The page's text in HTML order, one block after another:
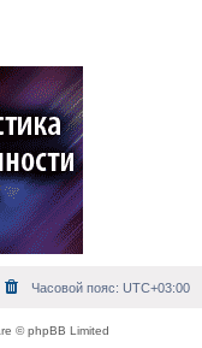
Часовой пояс: UTC+03:00
© phpBB Limited